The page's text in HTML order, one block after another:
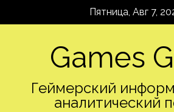
Пятница, Авг 7,
Games
Геймерский
аналитический